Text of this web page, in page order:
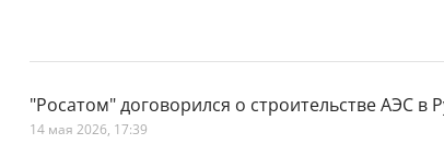
"Росатом" договорился о строительстве АЭС в
14 мая 2026, 17:39